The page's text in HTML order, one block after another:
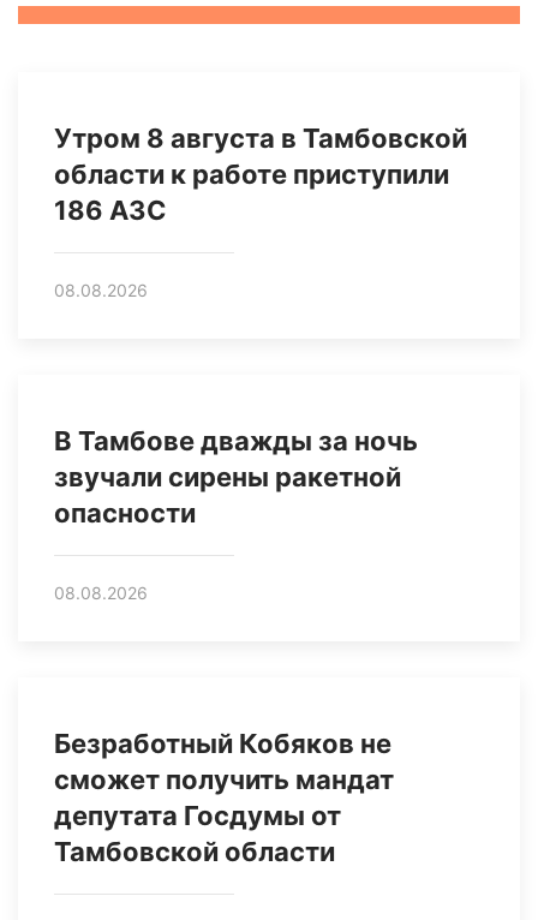
Утром 8 августа в Тамбовской
области к работе приступили
186 АЗС
08.08.2026
В Тамбове дважды за ночь
звучали сирены ракетной
опасности
08.08.2026
Безработный Кобяков не
сможет получить мандат
депутата Госдумы от
Тамбовской области